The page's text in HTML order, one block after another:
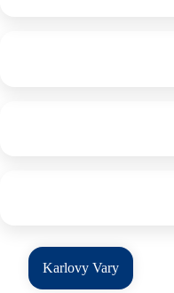
Karlovy Vary